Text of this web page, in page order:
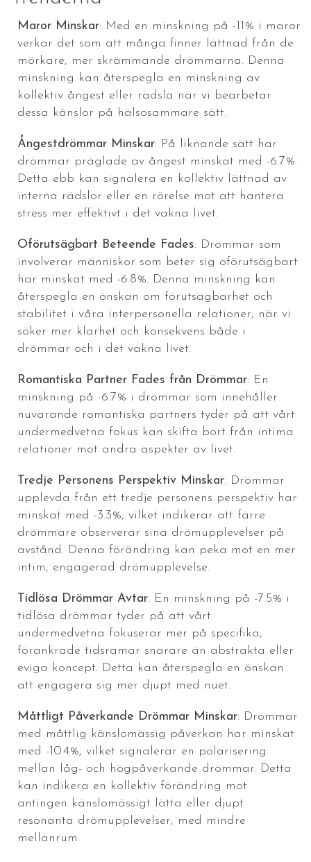
Maror Minskar: Med en minskning på -11% i maror
verkar det som att många finner lättnad från de
mörkare, mer skrämmande drömmarna. Denna
minskning kan återspegla en minskning av
kollektiv ångest eller rädsla när vi bearbetar
dessa känslor på hälsosammare sätt.
Ångestdrömmar Minskar: På liknande sätt har
drömmar präglade av ångest minskat med -6.7%.
Detta ebb kan signalera en kollektiv lättnad av
interna rädslor eller en rörelse mot att hantera
stress mer effektivt i det vakna livet.
Oförutsägbart Beteende Fades: Drömmar som
involverar människor som beter sig oförutsägbart
har minskat med -6.8%. Denna minskning kan
återspegla en önskan om förutsägbarhet och
stabilitet i våra interpersonella relationer, när vi
söker mer klarhet och konsekvens både i
drömmar och i det vakna livet.
Romantiska Partner Fades från Drömmar: En
minskning på -6.7% i drömmar som innehåller
nuvarande romantiska partners tyder på att vårt
undermedvetna fokus kan skifta bort från intima
relationer mot andra aspekter av livet.
Tredje Personens Perspektiv Minskar: Drömmar
upplevda från ett tredje personens perspektiv har
minskat med -3.3%, vilket indikerar att färre
drömmare observerar sina drömupplevelser på
avstånd. Denna förändring kan peka mot en mer
intim, engagerad drömupplevelse.
Tidlösa Drömmar Avtar: En minskning på -7.5% i
tidlösa drömmar tyder på att vårt
undermedvetna fokuserar mer på specifika,
förankrade tidsramar snarare än abstrakta eller
eviga koncept. Detta kan återspegla en önskan
att engagera sig mer djupt med nuet.
Måttligt Påverkande Drömmar Minskar: Drömmar
med måttlig känslomässig påverkan har minskat
med -10.4%, vilket signalerar en polarisering
mellan låg- och högpåverkande drömmar. Detta
kan indikera en kollektiv förändring mot
antingen känslomässigt lätta eller djupt
resonanta drömupplevelser, med mindre
mellanrum.